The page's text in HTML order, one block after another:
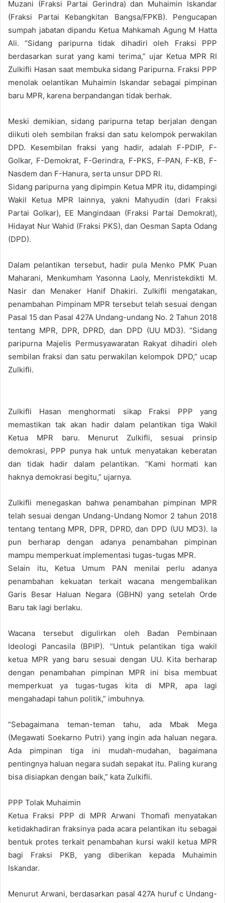
Muzani (Fraksi Partai Gerindra) dan Muhaimin Iskandar
(Fraksi Partai Kebangkitan Bangsa/FPKB). Pengucapan
sumpah jabatan dipandu Ketua Mahkamah Agung M Hatta
Ali. “Sidang paripurna tidak dihadiri oleh Fraksi PPP
berdasarkan surat yang kami terima,” ujar Ketua MPR RI
Zulkifli Hasan saat membuka sidang Paripurna. Fraksi PPP
menolak oelantikan Muhaimin Iskandar sebagai pimpinan
baru MPR, karena berpandangan tidak berhak.
Meski demikian, sidang paripurna tetap berjalan dengan
diikuti oleh sembilan fraksi dan satu kelompok perwakilan
DPD. Kesembilan fraksi yang hadir, adalah F-PDIP, F-
Golkar, F-Demokrat, F-Gerindra, F-PKS, F-PAN, F-KB, F-
Nasdem dan F-Hanura, serta unsur DPD RI.
Sidang paripurna yang dipimpin Ketua MPR itu, didampingi
Wakil Ketua MPR lainnya, yakni Mahyudin (dari Fraksi
Partai Golkar), EE Mangindaan (Fraksi Partai Demokrat),
Hidayat Nur Wahid (Fraksi PKS), dan Oesman Sapta Odang
(DPD).
Dalam pelantikan tersebut, hadir pula Menko PMK Puan
Maharani, Menkumham Yasonna Laoly, Menristekdikti M.
Nasir dan Menaker Hanif Dhakiri. Zulkifli mengatakan,
penambahan Pimpinam MPR tersebut telah sesuai dengan
Pasal 15 dan Pasal 427A Undang-undang No. 2 Tahun 2018
tentang MPR, DPR, DPRD, dan DPD (UU MD3). “Sidang
paripurna Majelis Permusyawaratan Rakyat dihadiri oleh
sembilan fraksi dan satu perwakilan kelompok DPD,” ucap
Zulkifli.
Zulkifli Hasan menghormati sikap Fraksi PPP yang
memastikan tak akan hadir dalam pelantikan tiga Wakil
Ketua MPR baru. Menurut Zulkifli, sesuai prinsip
demokrasi, PPP punya hak untuk menyatakan keberatan
dan tidak hadir dalam pelantikan. “Kami hormati kan
haknya demokrasi begitu,” ujarnya.
Zulkifli menegaskan bahwa penambahan pimpinan MPR
telah sesuai dengan Undang-Undang Nomor 2 tahun 2018
tentang tentang MPR, DPR, DPRD, dan DPD (UU MD3). Ia
pun berharap dengan adanya penambahan pimpinan
mampu memperkuat implementasi tugas-tugas MPR.
Selain itu, Ketua Umum PAN menilai perlu adanya
penambahan kekuatan terkait wacana mengembalikan
Garis Besar Haluan Negara (GBHN) yang setelah Orde
Baru tak lagi berlaku.
Wacana tersebut digulirkan oleh Badan Pembinaan
Ideologi Pancasila (BPIP). “Untuk pelantikan tiga wakil
ketua MPR yang baru sesuai dengan UU. Kita berharap
dengan penambahan pimpinan MPR ini bisa membuat
memperkuat ya tugas-tugas kita di MPR, apa lagi
mengahadapi tahun politik,” imbuhnya.
“Sebagaimana teman-teman tahu, ada Mbak Mega
(Megawati Soekarno Putri) yang ingin ada haluan negara.
Ada pimpinan tiga ini mudah-mudahan, bagaimana
pentingnya haluan negara sudah sepakat itu. Paling kurang
bisa disiapkan dengan baik,” kata Zulkifli.
PPP Tolak Muhaimin
Ketua Fraksi PPP di MPR Arwani Thomafi menyatakan
ketidakhadiran fraksinya pada acara pelantikan itu sebagai
bentuk protes terkait penambahan kursi wakil ketua MPR
bagi Fraksi PKB, yang diberikan kepada Muhaimin
Iskandar.
Menurut Arwani, berdasarkan pasal 427A huruf c Undang-